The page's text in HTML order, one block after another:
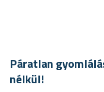
Páratlan
nélkül!